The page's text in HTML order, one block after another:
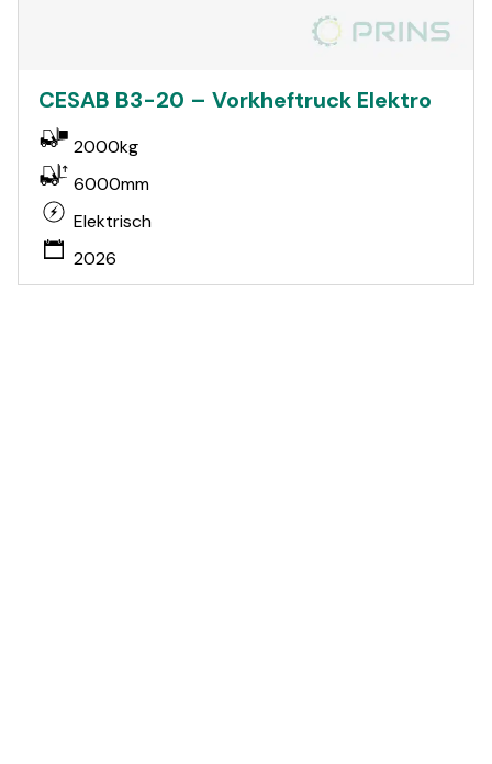
CESAB B3-20 – Vorkheftruck Elektro
2000kg
6000mm
Elektrisch
2026